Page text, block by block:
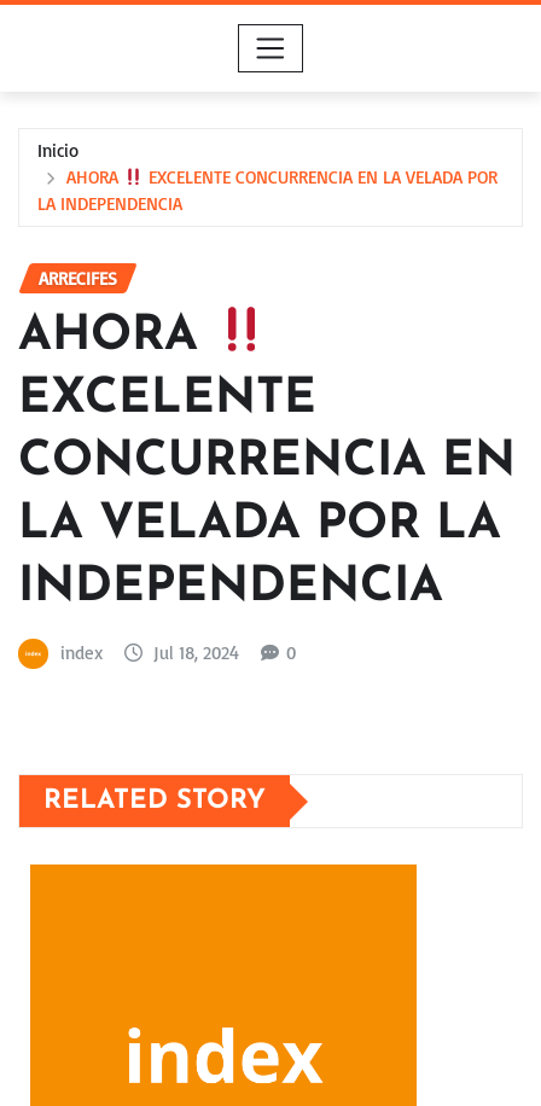
Inicio
AHORA
EXCELENTE CONCURRENCIA EN LA VELADA POR
LA INDEPENDENCIA
ARRECIFES
AHORA
EXCELENTE
CONCURRENCIA EN
LA VELADA POR LA
INDEPENDENCIA
index Jul 18, 2024 0
RELATED STORY